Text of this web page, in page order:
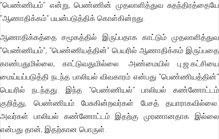
"பெண்ணியம்" என்று, பெண்ணின் முதலாளித்துவ சுதந்திரத்தையே
"ஆணாதிக்கம்" பயன்படுத்திக் கொள்கின்றது.
ஆணாதிக்கத்தை சமூகத்தில் இருப்பதாக காட்டும் முதலாளித்துவ
"பெண்ணியம்", "பெண்ணியத்தின்" பெயரில் ஆணாதிக்கம் இருப்பதை
காண்பதுமில்லை, காட்டுவதுமில்லை. அண்மையில் பு.ஜ.கட்சியை
மைய்யப்படுத்தி நடந்த பாலியல் விவகாரம் என்பது "பெண்ணியத்தின்"
பெயரில் நடந்தது. இந்த "பெண்ணியல்" பாலியல் கண்ணோட்டம்
குறித்து, பெண்ணியம் பேசுகின்றவர்கள் பேசத் தயாராகவில்லை.
அவர்கள் பாலியல் கண்ணோட்டம் இதற்கு முரணானதாக இல்லை
என்பது தான், இதற்கான பொருள்.